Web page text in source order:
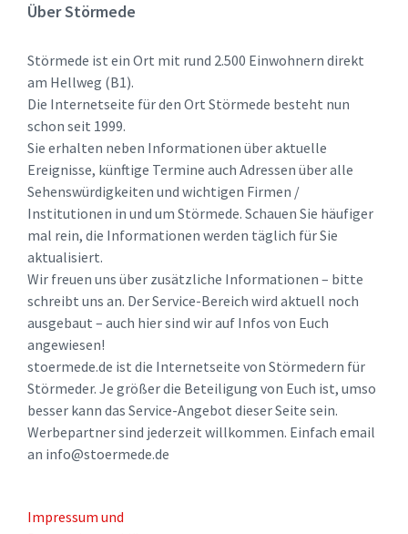
Über Störmede
Störmede ist ein Ort mit rund 2.500 Einwohnern direkt
am Hellweg (B1).
Die Internetseite für den Ort Störmede besteht nun
schon seit 1999.
Sie erhalten neben Informationen über aktuelle
Ereignisse, künftige Termine auch Adressen über alle
Sehenswürdigkeiten und wichtigen Firmen /
Institutionen in und um Störmede. Schauen Sie häufiger
mal rein, die Informationen werden täglich für Sie
aktualisiert.
Wir freuen uns über zusätzliche Informationen – bitte
schreibt uns an. Der Service-Bereich wird aktuell noch
ausgebaut – auch hier sind wir auf Infos von Euch
angewiesen!
stoermede.de ist die Internetseite von Störmedern für
Störmeder. Je größer die Beteiligung von Euch ist, umso
besser kann das Service-Angebot dieser Seite sein.
Werbepartner sind jederzeit willkommen. Einfach email
an info@stoermede.de
Impressum und